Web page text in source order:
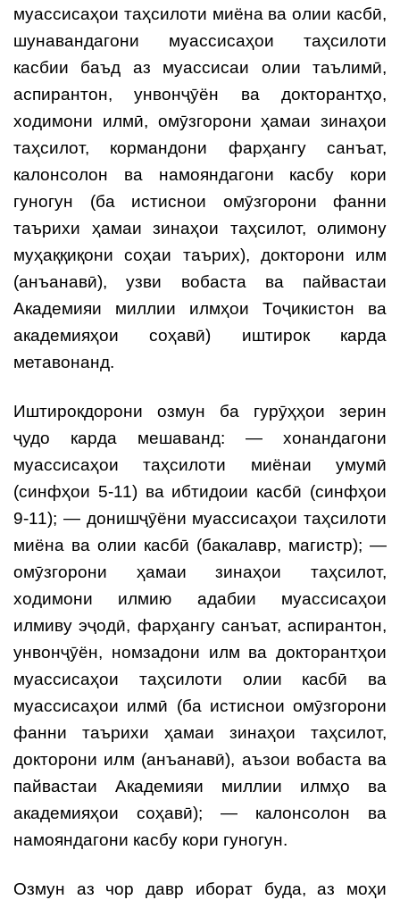
муассисаҳои таҳсилоти миёна ва олии касбӣ,
шунавандагони муассисаҳои таҳсилоти
касбии баъд аз муассисаи олии таълимӣ,
аспирантон, унвонҷӯён ва докторантҳо,
ходимони илмӣ, омӯзгорони ҳамаи зинаҳои
таҳсилот, кормандони фарҳангу санъат,
калонсолон ва намояндагони касбу кори
гуногун (ба истиснои омӯзгорони фанни
таърихи ҳамаи зинаҳои таҳсилот, олимону
муҳаққиқони соҳаи таърих), докторони илм
(анъанавӣ), узви вобаста ва пайвастаи
Академияи миллии илмҳои Тоҷикистон ва
академияҳои соҳавӣ) иштирок карда
метавонанд.
Иштирокдорони озмун ба гурӯҳҳои зерин
ҷудо карда мешаванд: — хонандагони
муассисаҳои таҳсилоти миёнаи умумӣ
(синфҳои 5-11) ва ибтидоии касбӣ (синфҳои
9-11); — донишҷӯёни муассисаҳои таҳсилоти
миёна ва олии касбӣ (бакалавр, магистр); —
омӯзгорони ҳамаи зинаҳои таҳсилот,
ходимони илмию адабии муассисаҳои
илмиву эҷодӣ, фарҳангу санъат, аспирантон,
унвонҷӯён, номзадони илм ва докторантҳои
муассисаҳои таҳсилоти олии касбӣ ва
муассисаҳои илмӣ (ба истиснои омӯзгорони
фанни таърихи ҳамаи зинаҳои таҳсилот,
докторони илм (анъанавӣ), аъзои вобаста ва
пайвастаи Академияи миллии илмҳо ва
академияҳои соҳавӣ); — калонсолон ва
намояндагони касбу кори гуногун.
Озмун аз чор давр иборат буда, аз моҳи